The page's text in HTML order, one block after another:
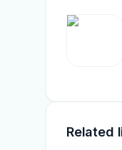
Related